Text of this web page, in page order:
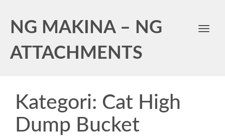
NG MAKINA – NG
ATTACHMENTS
Toggle
Kategori: Cat High
Dump Bucket